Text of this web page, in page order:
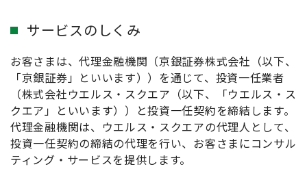
サービスのしくみ
お客さまは、代理金融機関（京銀証券株式会社（以下、
「京銀証券」といいます））を通じて、投資一任業者
（株式会社ウエルス・スクエア（以下、「ウエルス・ス
クエア」といいます））と投資一任契約を締結します。
代理金融機関は、ウエルス・スクエアの代理人として、
投資一任契約の締結の代理を行い、お客さまにコンサル
ティング・サービスを提供します。